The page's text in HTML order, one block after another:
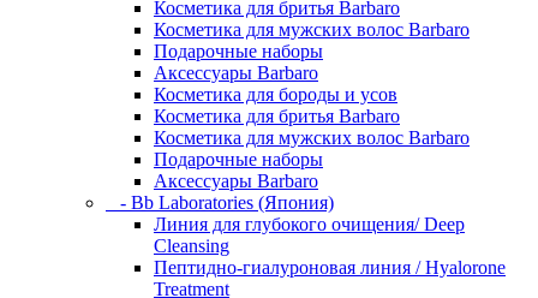
Косметика для бритья Barbaro
Косметика для мужских волос Barbaro
Подарочные наборы
Аксессуары Barbaro
Косметика для бороды и усов
Косметика для бритья Barbaro
Косметика для мужских волос Barbaro
Подарочные наборы
Аксессуары Barbaro
- Bb Laboratories (Япония)
Линия для глубокого очищения/ Deep
Cleansing
Пептидно-гиалуроновая линия / Hyalorone
Treatment